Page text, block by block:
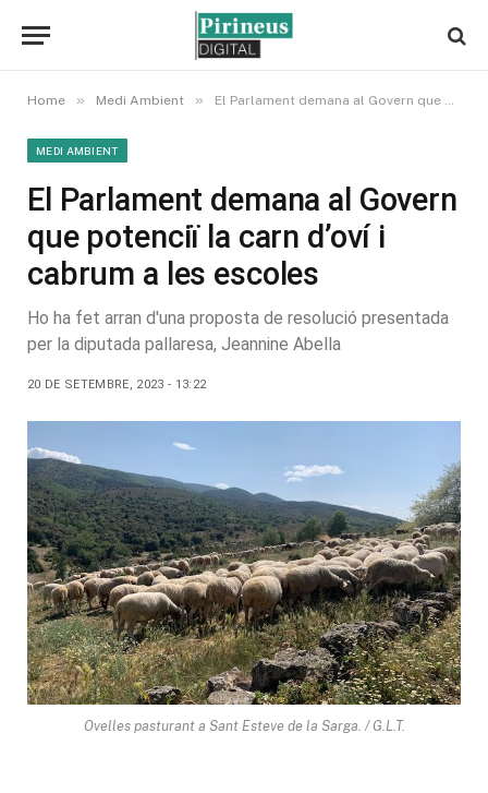
Home » Medi Ambient » El Parlament demana al Govern que potenciï la carn d’oví i cabrum a les escoles
MEDI AMBIENT
El Parlament demana al Govern
que potenciï la carn d’oví i
cabrum a les escoles
Ho ha fet arran d'una proposta de resolució presentada
per la diputada pallaresa, Jeannine Abella
20 DE SETEMBRE, 2023 - 13:22
Ovelles pasturant a Sant Esteve de la Sarga. / G.L.T.